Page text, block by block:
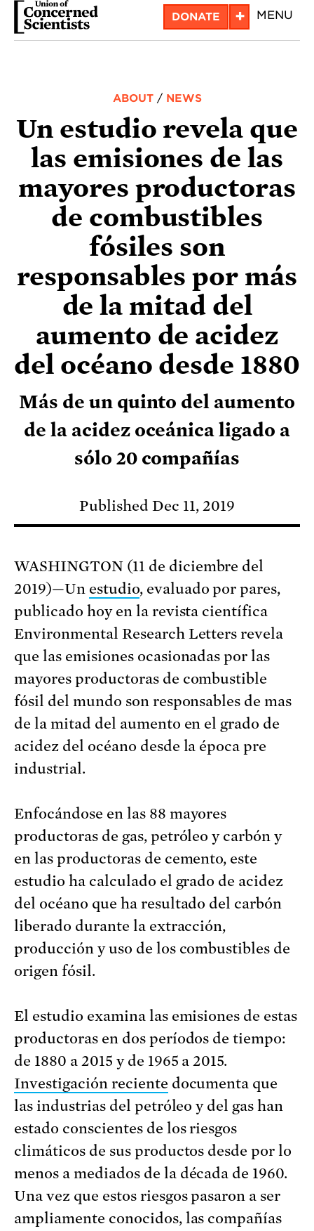
Skip
DONATE + MENU
ABOUT/ NEWS
Un estudio revela que
las emisiones de las
mayores productoras
de combustibles
fósiles son
responsables por más
de la mitad del
aumento de acidez
del océano desde 1880
Más de un quinto del aumento
de la acidez oceánica ligado a
sólo 20 compañías
Published Dec 11, 2019
WASHINGTON (11 de diciembre del
2019)—Un estudio, evaluado por pares,
publicado hoy en la revista científica
Environmental Research Letters revela
que las emisiones ocasionadas por las
mayores productoras de combustible
fósil del mundo son responsables de mas
de la mitad del aumento en el grado de
acidez del océano desde la época pre
industrial.
Enfocándose en las 88 mayores
productoras de gas, petróleo y carbón y
en las productoras de cemento, este
estudio ha calculado el grado de acidez
del océano que ha resultado del carbón
liberado durante la extracción,
producción y uso de los combustibles de
origen fósil.
El estudio examina las emisiones de estas
productoras en dos períodos de tiempo:
de 1880 a 2015 y de 1965 a 2015.
Investigación reciente documenta que
las industrias del petróleo y del gas han
estado conscientes de los riesgos
climáticos de sus productos desde por lo
menos a mediados de la década de 1960.
Una vez que estos riesgos pasaron a ser
ampliamente conocidos, las compañías